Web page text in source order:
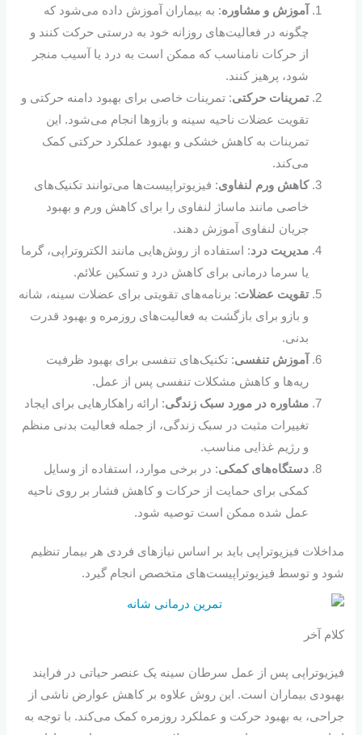
آموزش و مشاوره: به بیماران آموزش داده می‌شود که
چگونه در فعالیت‌های روزانه خود به درستی حرکت کنند و
از حرکات نامناسب که ممکن است به درد یا آسیب منجر
شود، پرهیز کنند.
تمرینات حرکتی: تمرینات خاصی برای بهبود دامنه حرکتی و
تقویت عضلات ناحیه سینه و بازوها انجام می‌شود. این
تمرینات به کاهش خشکی و بهبود عملکرد حرکتی کمک
می‌کند.
کاهش ورم لنفاوی: فیزیوتراپیست‌ها می‌توانند تکنیک‌های
خاصی مانند ماساژ لنفاوی را برای کاهش ورم و بهبود
جریان لنفاوی آموزش دهند.
مدیریت درد: استفاده از روش‌هایی مانند الکتروتراپی، گرما
یا سرما درمانی برای کاهش درد و تسکین علائم.
تقویت عضلات: برنامه‌های تقویتی برای عضلات سینه، شانه
و بازو برای بازگشت به فعالیت‌های روزمره و بهبود قدرت
بدنی.
آموزش تنفسی: تکنیک‌های تنفسی برای بهبود ظرفیت
ریه‌ها و کاهش مشکلات تنفسی پس از عمل.
مشاوره در مورد سبک زندگی: ارائه راهکارهایی برای ایجاد
تغییرات مثبت در سبک زندگی، از جمله فعالیت بدنی منظم
و رژیم غذایی مناسب.
دستگاه‌های کمکی: در برخی موارد، استفاده از وسایل
کمکی برای حمایت از حرکات و کاهش فشار بر روی ناحیه
عمل شده ممکن است توصیه شود.
مداخلات فیزیوتراپی باید بر اساس نیازهای فردی هر بیمار تنظیم
شود و توسط فیزیوتراپیست‌های متخصص انجام گیرد.
کلام آخر
فیزیوتراپی پس از عمل سرطان سینه یک عنصر حیاتی در فرایند
بهبودی بیماران است. این روش علاوه بر کاهش عوارض ناشی از
جراحی، به بهبود حرکت و عملکرد روزمره کمک می‌کند. با توجه به